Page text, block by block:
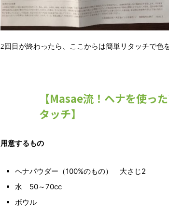
2回目が終わったら、ここからは簡単リタッチで色
【Masae流！ヘナを使っ
タッチ】
用意するもの
ヘナパウダー（100%のもの） 大さじ2
水 50～70cc
ボウル